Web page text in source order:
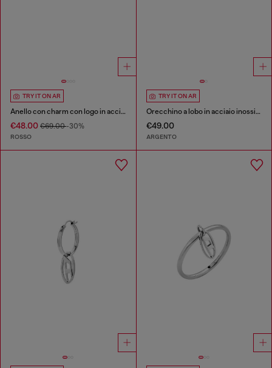
TRY IT ON AR
Anello con charm con logo in acciaio
€48.00 €69.00-30%
ROSSO
TRY IT ON AR
Orecchino a lobo in acciaio inossidabile
€49.00
ARGENTO